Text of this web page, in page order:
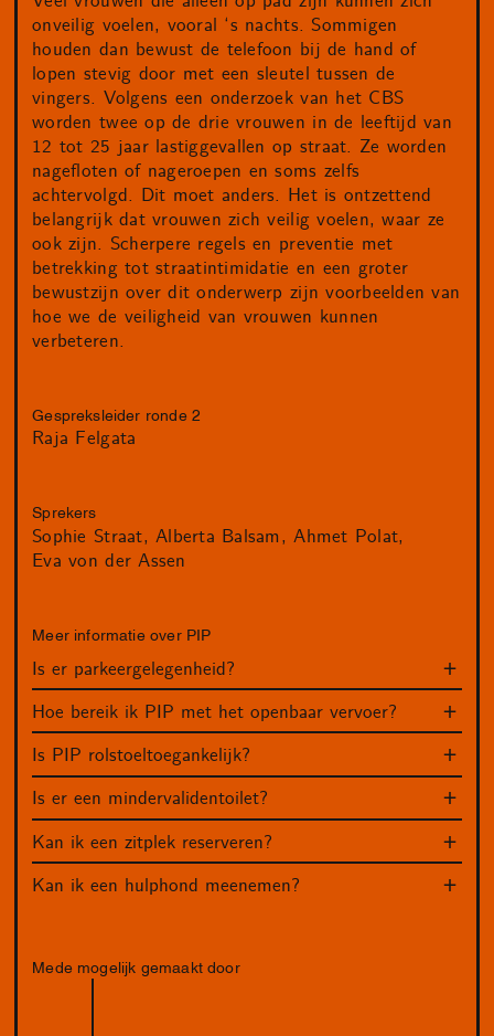
onveilig voelen, vooral ‘s nachts. Sommigen
houden dan bewust de telefoon bij de hand of
lopen stevig door met een sleutel tussen de
vingers. Volgens een onderzoek van het CBS
worden twee op de drie vrouwen in de leeftijd van
12 tot 25 jaar lastiggevallen op straat. Ze worden
nagefloten of nageroepen en soms zelfs
achtervolgd. Dit moet anders. Het is ontzettend
belangrijk dat vrouwen zich veilig voelen, waar ze
ook zijn. Scherpere regels en preventie met
betrekking tot straatintimidatie en een groter
bewustzijn over dit onderwerp zijn voorbeelden van
hoe we de veiligheid van vrouwen kunnen
verbeteren.
Gespreksleider ronde 2
Raja Felgata
Sprekers
Sophie Straat Alberta Balsam
Ahmet Polat
Eva von der Assen
Meer informatie over PIP
Is er parkeergelegenheid?
Hoe bereik ik PIP met het openbaar vervoer?
Is PIP rolstoeltoegankelijk?
Is er een mindervalidentoilet?
Kan ik een zitplek reserveren?
Kan ik een hulphond meenemen?
Mede mogelijk gemaakt door